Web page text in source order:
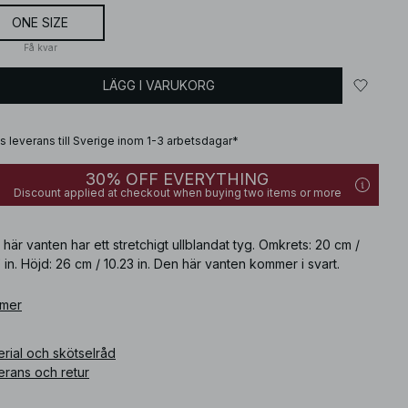
ONE SIZE
Få kvar
LÄGG I VARUKORG
leverans till Sverige inom 1-3 arbetsdagar*
30% OFF EVERYTHING
Discount applied at checkout when buying two items or more
här vanten har ett stretchigt ullblandat tyg. Omkrets: 20 cm /
in. Höjd: 26 cm / 10.23 in. Den här vanten kommer i svart.
och skötselråd
och retur